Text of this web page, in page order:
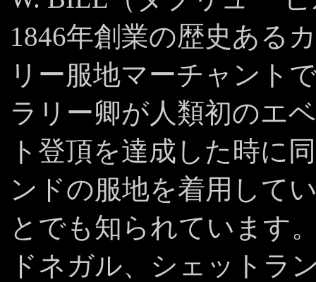
1846年創業の歴史ある
リー服地マーチャント
ラリー卿が人類初のエ
ト登頂を達成した時に
ンドの服地を着用して
とでも知られています
ドネガル、シェットラ